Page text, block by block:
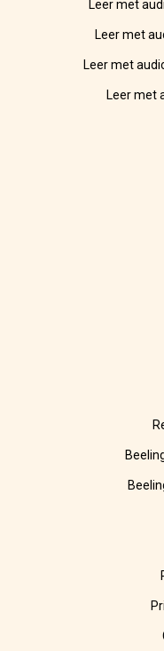
Leer met
Leer met
Leer met
Leer met